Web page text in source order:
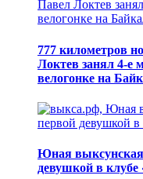
777 километров
Локтев занял 4-е
велогонке на
Юная выксунская
девушкой в